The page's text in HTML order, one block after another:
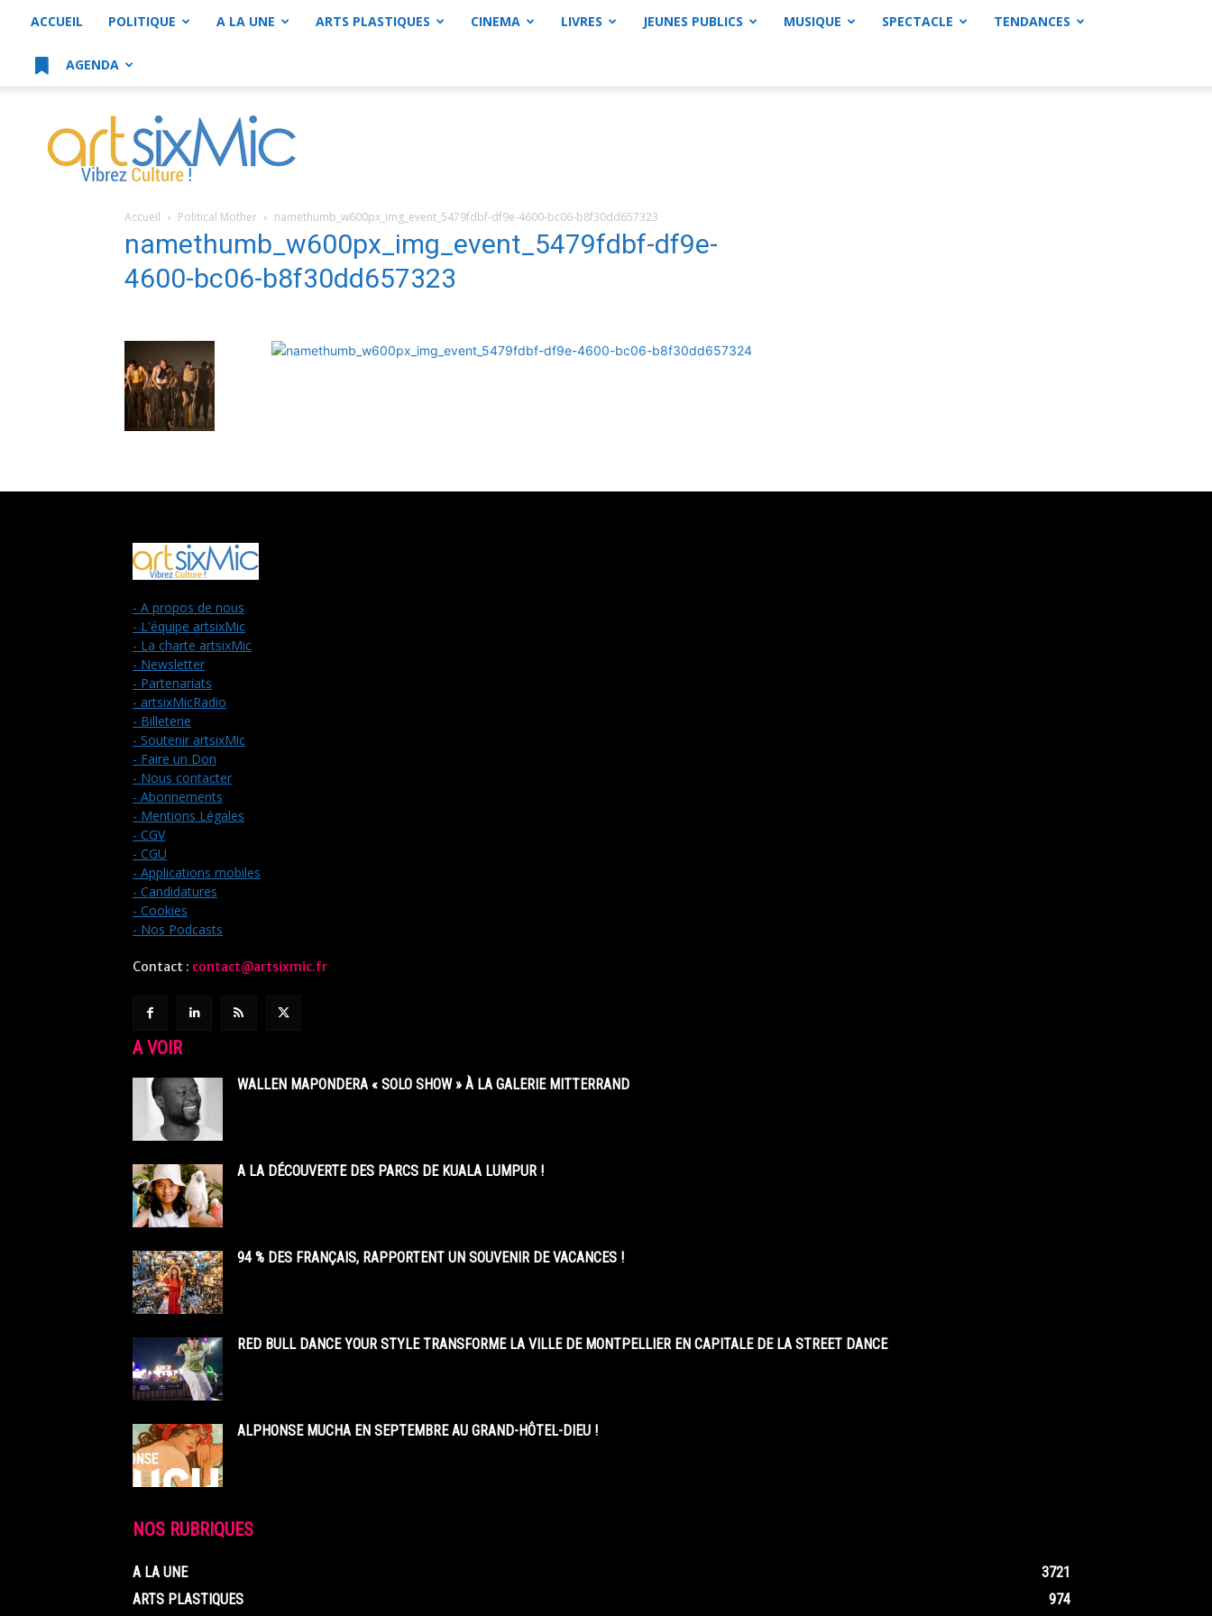
ACCUEIL POLITIQUE A LA UNE ARTS PLASTIQUES CINEMA LIVRES JEUNES PUBLICS MUSIQUE SPECTACLE TENDANCES
AGENDA
artsixMic
Accueil Political Mother namethumb_w600px_img_event_5479fdbf-df9e-4600-bc06-b8f30dd657323
namethumb_w600px_img_event_5479fdbf-df9e-
4600-bc06-b8f30dd657323
- A propos de nous
- L'équipe artsixMic
- La charte artsixMic
- Newsletter
- Partenariats
- artsixMicRadio
- Billeterie
- Soutenir artsixMic
- Faire un Don
- Nous contacter
- Abonnements
- Mentions Légales
- CGV
- CGU
- Applications mobiles
- Candidatures
- Cookies
- Nos Podcasts
Contact : contact@artsixmic.fr
A VOIR
WALLEN MAPONDERA « SOLO SHOW » À LA GALERIE MITTERRAND
A LA DÉCOUVERTE DES PARCS DE KUALA LUMPUR !
94 % DES FRANÇAIS, RAPPORTENT UN SOUVENIR DE VACANCES !
RED BULL DANCE YOUR STYLE TRANSFORME LA VILLE DE MONTPELLIER EN CAPITALE DE LA STREET DANCE
ALPHONSE MUCHA EN SEPTEMBRE AU GRAND-HÔTEL-DIEU !
NOS RUBRIQUES
A LA UNE
3721
ARTS PLASTIQUES
974